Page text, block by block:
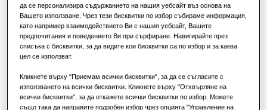
За търговски обекти
За ресторанти
За офиси
Начини за управление
WindFree™️ 4-пътна касета (600x600)
AM056NNNDEH/EU
1.5KW 2.2KW 2.8KW 3.6KW
да се персонализира съдържанието на нашия уебсайт въз основа на
Вашето използване. Чрез тези бисквитки по избор събираме информация,
като например взаимодействието Ви с нашия уебсайт, Вашите
предпочитания и поведението Ви при сърфиране. Навигирайте през
списъка с бисквитки, за да видите кои бисквитки са по избор и за каква
цел се използват.
Кликнете върху "Приемам всички бисквитки", за да се съгласите с
използването на всички бисквитки. Кликнете върху "Отхвърляне на
всички бисквитки", за да откажете всички бисквитки по избор. Можете
също така да направите подробен избор чрез опцията "Управление на